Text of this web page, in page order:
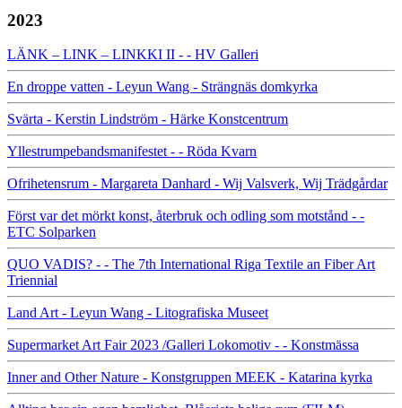
2023
LÄNK – LINK – LINKKI II - - HV Galleri
En droppe vatten - Leyun Wang - Strängnäs domkyrka
Svärta - Kerstin Lindström - Härke Konstcentrum
Yllestrumpebandsmanifestet - - Röda Kvarn
Ofrihetensrum - Margareta Danhard - Wij Valsverk, Wij Trädgårdar
Först var det mörkt konst, återbruk och odling som motstånd - -
ETC Solparken
QUO VADIS? - - The 7th International Riga Textile an Fiber Art
Triennial
Land Art - Leyun Wang - Litografiska Museet
Supermarket Art Fair 2023 /Galleri Lokomotiv - - Konstmässa
Inner and Other Nature - Konstgruppen MEEK - Katarina kyrka